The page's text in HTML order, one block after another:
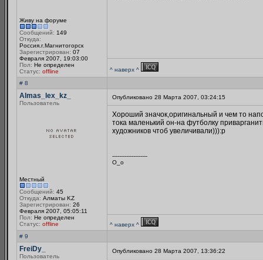
Живу на форуме
Сообщений: 149
Откуда:
Россия.г.Магнитогорск
Зарегистрирован: 07
Февраля 2007, 19:03:00
Пол: Не определен
Статус: offline ^ наверх ^
# 8
Almas_lex_kz_
Пользователь
Местный
Сообщений: 45
Откуда: Алматы KZ
Зарегистрирован: 26
Февраля 2007, 05:05:11
Пол: Не определен
Статус: offline
Опубликовано 28 Марта 2007, 03:24:15
Хороший значок,оригинальный и чем то
тока маленький он-на футболку
художников чтоб увеличивали))):p
--------------------
О_о
^ наверх ^
# 9
FreiDy_
Пользователь
Опубликовано 28 Марта 2007, 13:36:22